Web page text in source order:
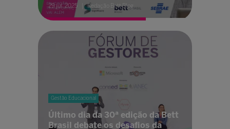
29 jul. 2025 Redação Bett Blog
Gestão Educacional
Último dia da 30ª edição da Bett
Brasil debate os desafios da